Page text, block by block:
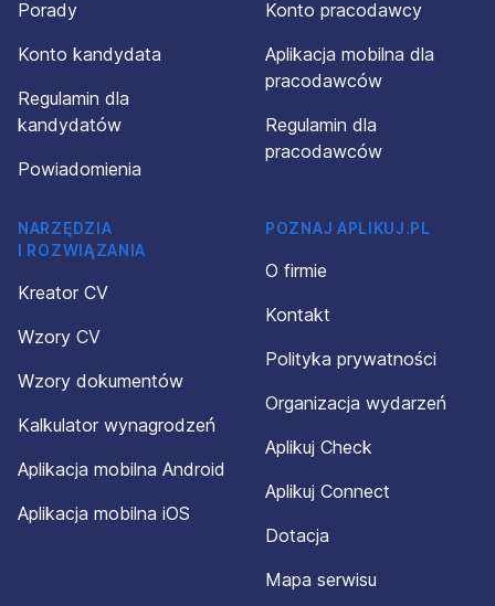
Porady
Konto kandydata
Regulamin dla
kandydatów
Powiadomienia
Konto pracodawcy
Aplikacja mobilna dla
pracodawców
Regulamin dla
pracodawców
NARZĘDZIA
I ROZWIĄZANIA
Kreator CV
Wzory CV
Wzory dokumentów
Kalkulator wynagrodzeń
Aplikacja mobilna Android
Aplikacja mobilna iOS
POZNAJ APLIKUJ.PL
O firmie
Kontakt
Polityka prywatności
Organizacja wydarzeń
Aplikuj Check
Aplikuj Connect
Dotacja
Mapa serwisu